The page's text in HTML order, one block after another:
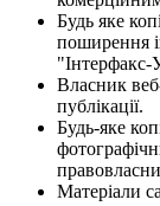
Будь яке
поширення
"Інтерфакс-
Власник
публікації.
Будь-яке
Матеріали